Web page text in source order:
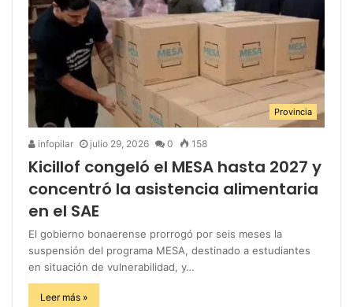
Provincia
infopilar julio 29, 2026 0 158
Kicillof congeló el MESA hasta 2027 y
concentró la asistencia alimentaria
en el SAE
El gobierno bonaerense prorrogó por seis meses la
suspensión del programa MESA, destinado a estudiantes
en situación de vulnerabilidad, y…
Leer más »